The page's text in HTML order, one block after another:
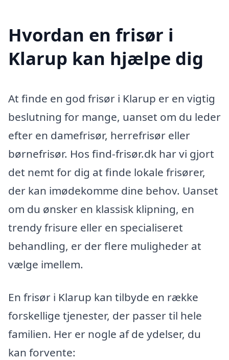
Hvordan en frisør i
Klarup kan hjælpe dig
At finde en god frisør i Klarup er en vigtig
beslutning for mange, uanset om du leder
efter en damefrisør, herrefrisør eller
børnefrisør. Hos find-frisør.dk har vi gjort
det nemt for dig at finde lokale frisører,
der kan imødekomme dine behov. Uanset
om du ønsker en klassisk klipning, en
trendy frisure eller en specialiseret
behandling, er der flere muligheder at
vælge imellem.
En frisør i Klarup kan tilbyde en række
forskellige tjenester, der passer til hele
familien. Her er nogle af de ydelser, du
kan forvente: